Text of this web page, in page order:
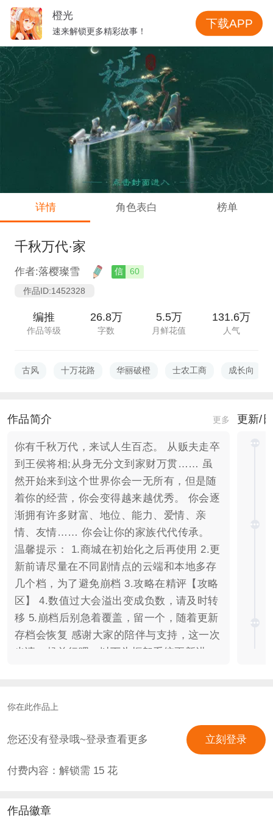
详情 角色表白 榜单
千秋万代·家
作者:落樱璨雪 信
60
作品ID:1452328
编推
作品等级
26.8万
字数
5.5万
月鲜花值
131.6万
人气
古风 十万花路 华丽破橙 士农工商 成长向
作品简介 更多
你有千秋万代，来试人生百态。 从贩夫走卒
到王侯将相;从身无分文到家财万贯…… 虽
然开始来到这个世界你会一无所有，但是随
着你的经营，你会变得越来越优秀。 你会逐
渐拥有许多财富、地位、能力、爱情、亲
情、友情…… 你会让你的家族代代传承。
温馨提示： 1.商城在初始化之后再使用 2.更
新前请尽量在不同剧情点的云端和本地多存
几个档，为了避免崩档 3.攻略在精评【攻略
区】 4.数值过大会溢出变成负数，请及时转
移 5.崩档后别急着覆盖，留一个，随着更新
存档会恢复 感谢大家的陪伴与支持，这一次
也请一起前行吧，以下为框架系统更新进
系统30%】【资产系统80%】 【背景系统
计完结时间：2025年 预计完结字数：至少
50万吧 勋章数量：作者勋章x1（铜·樱菌）
√，作品勋章x3（1铜1银1金） 更新频率：
众生平等。 版权信息： 封面：落樱璨雪
更新/
你在此作品上
您还没有登录哦~登录查看更多 立刻登录
付费内容：解锁需 15花
作品徽章
橙光
速来解锁更多精彩故事！
下载APP